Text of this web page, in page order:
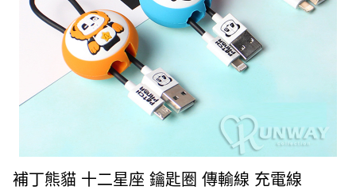
補丁熊貓 十二星座 鑰匙圈 傳輸線 充電線